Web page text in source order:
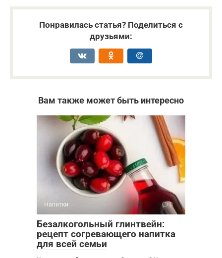
Понравилась статья? Поделиться с
друзьями:
Вам также может быть интересно
Напитки 0
Безалкогольный глинтвейн:
рецепт согревающего напитка
для всей семьи